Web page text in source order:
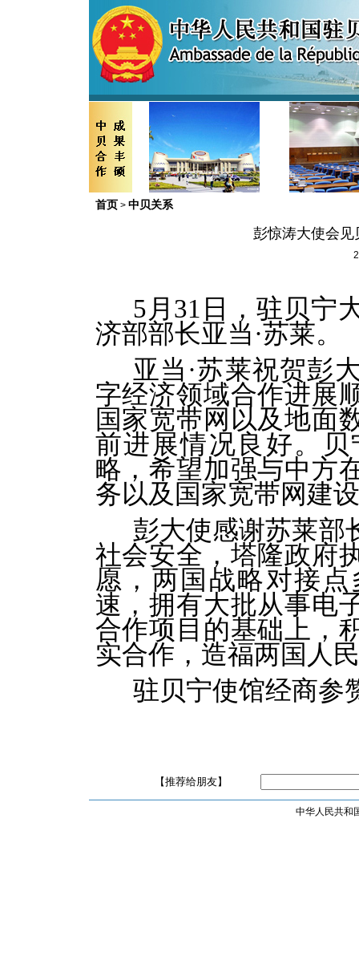
首页 > 中贝关系
彭惊涛大使会见
5月31日，驻贝宁
济部部长亚当·苏莱。
亚当 ·苏莱祝贺彭
字经济领域合作进展
国家宽带网以及地面
前进展情况良好。
略，希望加强与中方
务以及国家宽带网建
彭大使感谢苏莱部
社会安全，塔隆政府
愿，两国战略对接
速，拥有大批从事电
合作项目的基础上，
实合作，造福两国人
驻 贝宁使馆经商参
【推荐给朋友】
中华人民共和